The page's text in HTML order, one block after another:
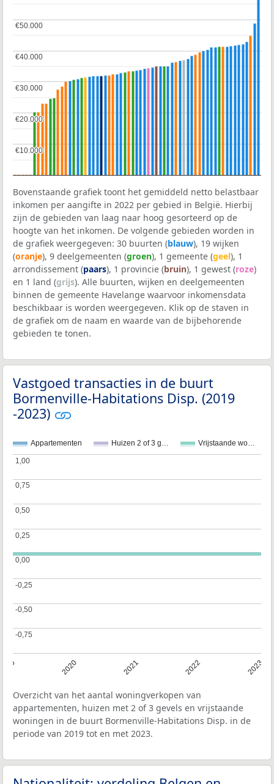
€10.000
€10.000
€20.000
€20.000
€30.000
€30.000
€40.000
€40.000
€50.000
€50.000
Bovenstaande grafiek toont het gemiddeld netto belastbaar
inkomen per aangifte in 2022 per gebied in België. Hierbij
zijn de gebieden van laag naar hoog gesorteerd op de
hoogte van het inkomen. De volgende gebieden worden in
de grafiek weergegeven: 30 buurten (blauw), 19 wijken
(oranje), 9 deelgemeenten (groen), 1 gemeente (geel), 1
arrondissement (paars), 1 provincie (bruin), 1 gewest (roze)
en 1 land (grijs). Alle buurten, wijken en deelgemeenten
binnen de gemeente Havelange waarvoor inkomensdata
beschikbaar is worden weergegeven. Klik op de staven in
de grafiek om de naam en waarde van de bijbehorende
gebieden te tonen.
Vastgoed transacties in de buurt
Bormenville-Habitations Disp. (2019
-2023)
Appartementen Huizen 2 of 3 g… Vrijstaande wo…
2020 2021 2022 2023
-0,75
-0,75
-0,50
-0,50
-0,25
-0,25
0,00
0,00
0,25
0,25
0,50
0,50
0,75
0,75
1,00
1,00
Overzicht van het aantal woningverkopen van
appartementen, huizen met 2 of 3 gevels en vrijstaande
woningen in de buurt Bormenville-Habitations Disp. in de
periode van 2019 tot en met 2023.